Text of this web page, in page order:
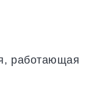
работающая